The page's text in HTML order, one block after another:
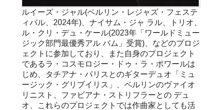
ルイーズ・ジャル(ベルリン・レジャズ・フェステ
ィバル、2024年)、ナイサム・ジャ ラル、トリオ、
ル・クリ・デュ・ケール(2023年「ワールドミュー
ジック部門最優秀アル バム」受賞)、などのプロジ
ェクトに参加しており、また自身のプロジェクト
であるラ・コスモロジー・ドゥ・ラ・ポワールは
じめ、タチアナ・パリスとのギターデュオ「ミュ
ージック・グリブイリス」、ベルリンのヴァイオ
リニスト、ファビアナ・ストリフラーとの デュ
オ、これらのプロジェクトでは作曲家としても活